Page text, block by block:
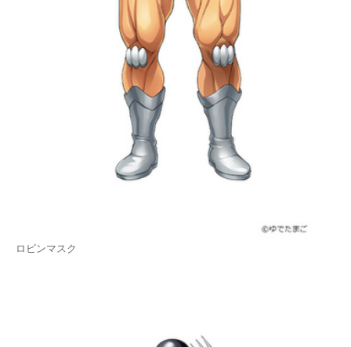
ロビンマスク